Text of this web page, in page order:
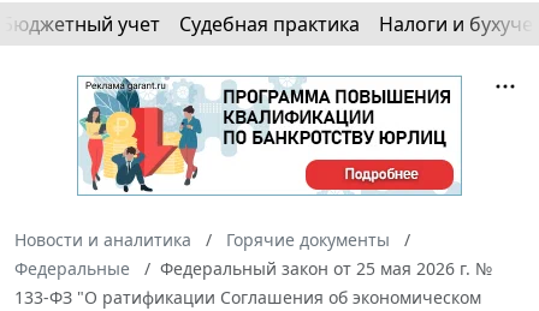
Бюджетный учет Судебная практика Налоги и
Новости и аналитика
Горячие документы
Федеральные
Федеральный закон от 25 мая 2026 г. №
133-ФЗ "О ратификации Соглашения об экономическом